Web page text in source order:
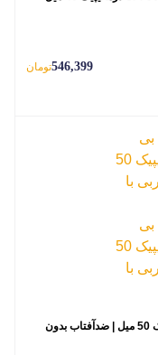
546,399تومان
فلوئید مت ضد آفتاب بی رنگ پوست چرب درماتیپیک 50 میل | ضدآفتاب بدون